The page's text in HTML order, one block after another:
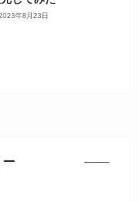
年8月23日
ー